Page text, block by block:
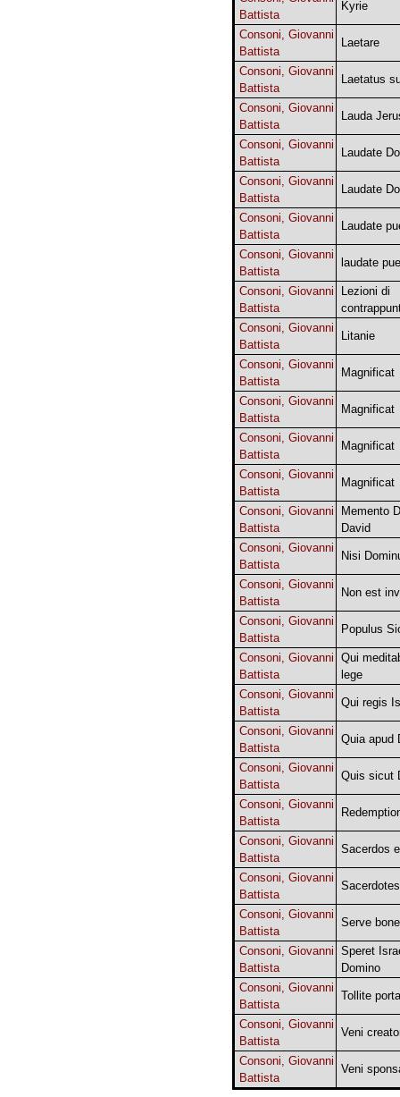
Battista
Kyrie
Consoni, Giovanni
Battista
Laetare
Consoni, Giovanni
Battista
Laetatus
Consoni, Giovanni
Battista
Lauda
Consoni, Giovanni
Battista
Laudate
Consoni, Giovanni
Battista
Laudate
Consoni, Giovanni
Battista
Laudate
Consoni, Giovanni
Battista
laudate
Consoni, Giovanni
Battista
Lezioni di
Consoni, Giovanni
Battista
Litanie
Consoni, Giovanni
Battista
Magnificat
Consoni, Giovanni
Battista
Magnificat
Consoni, Giovanni
Battista
Magnificat
Consoni, Giovanni
Battista
Magnificat
Consoni, Giovanni
Battista
Memento
David
Consoni, Giovanni
Battista
Nisi
Consoni, Giovanni
Battista
Non est
Consoni, Giovanni
Battista
Populus
Consoni, Giovanni
Battista
Qui
lege
Consoni, Giovanni
Battista
Qui regis
Consoni, Giovanni
Battista
Quia apud
Consoni, Giovanni
Battista
Quis sicut
Consoni, Giovanni
Battista
Consoni, Giovanni
Battista
Sacerdos
Consoni, Giovanni
Battista
Consoni, Giovanni
Battista
Serve bone
Consoni, Giovanni
Battista
Speret
Domino
Consoni, Giovanni
Battista
Tollite
Consoni, Giovanni
Battista
Veni
Consoni, Giovanni
Battista
Veni